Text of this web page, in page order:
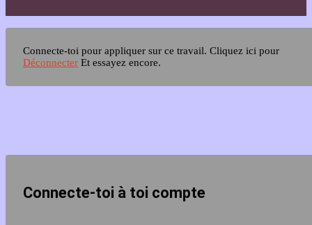
Connecte-toi pour appliquer sur ce travail. Cliquez ici pour
Déconnecter Et essayez encore.
Connecte-toi à toi compte